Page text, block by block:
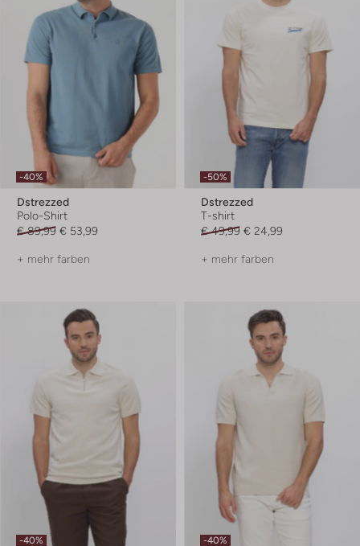
-40%
Dstrezzed
Polo-Shirt
€ 89,99 € 53,99
+ mehr farben
-50%
Dstrezzed
T-shirt
€ 49,99 € 24,99
+ mehr farben
-40% -40%